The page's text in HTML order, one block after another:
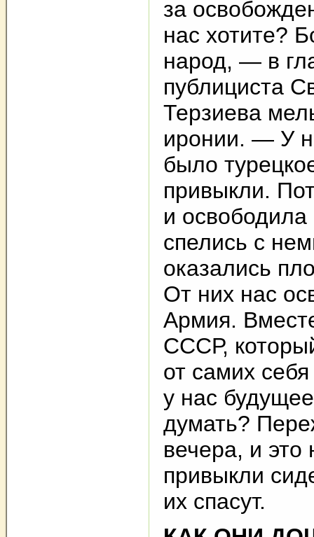
за
нас хотите?
народ, — в
публициста
Терзиева
иронии. — У
было
привыкли.
и
спелись с
оказались
От них нас
Армия.
СССР,
от самих
у нас
думать?
вечера, и
привыкли
их спасут.